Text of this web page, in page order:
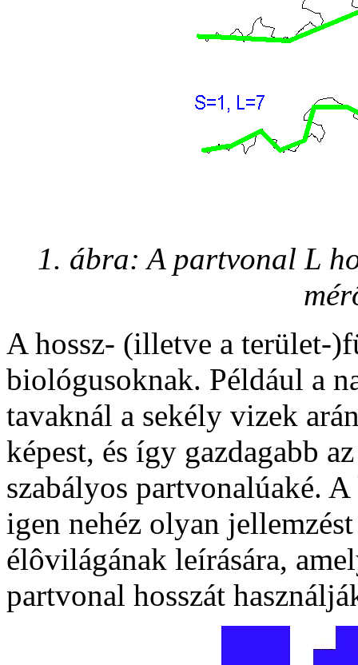
1. ábra: A partvonal L
A hossz- (illetve a terület-
biológusoknak. Például a
tavaknál a sekély vizek
képest, és így gazdagabb
szabályos partvonalúaké.
igen nehéz olyan
élôvilágának leírására,
partvonal hosszát